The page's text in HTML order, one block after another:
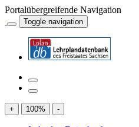
Portalübergreifende Navigation
Toggle navigation
+ 100% -